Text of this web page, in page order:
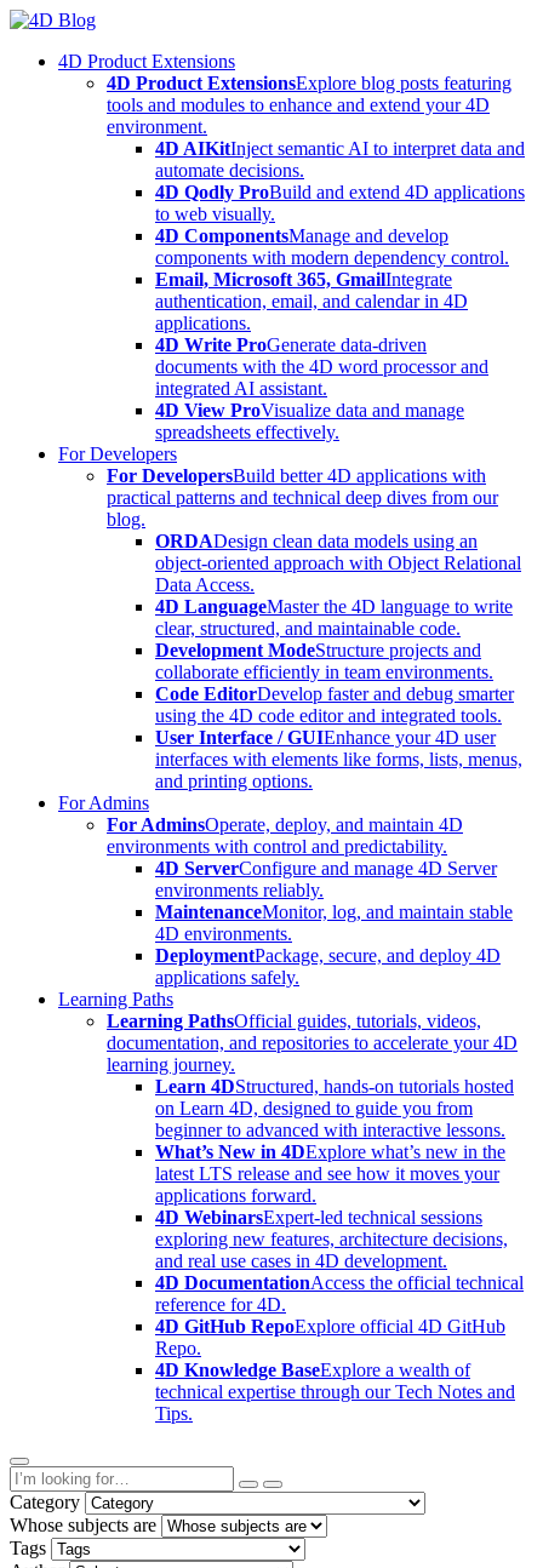
Skip
content4D Product Extensions
4D Product ExtensionsExplore blog posts featuring
tools and modules to enhance and extend your 4D
environment.
4D AIKitInject semantic AI to interpret data and
automate decisions.
4D Qodly ProBuild and extend 4D applications
to web visually.
4D ComponentsManage and develop
components with modern dependency control.
Email, Microsoft 365, GmailIntegrate
authentication, email, and calendar in 4D
applications.
4D Write ProGenerate data-driven
documents with the 4D word processor and
integrated AI assistant.
4D View ProVisualize data and manage
spreadsheets effectively.
For Developers
For DevelopersBuild better 4D applications with
practical patterns and technical deep dives from our
blog.
ORDADesign clean data models using an
object-oriented approach with Object Relational
Data Access.
4D LanguageMaster the 4D language to write
clear, structured, and maintainable code.
Development ModeStructure projects and
collaborate efficiently in team environments.
Code EditorDevelop faster and debug smarter
using the 4D code editor and integrated tools.
User Interface / GUIEnhance your 4D user
interfaces with elements like forms, lists, menus,
and printing options.
For Admins
For AdminsOperate, deploy, and maintain 4D
environments with control and predictability.
4D ServerConfigure and manage 4D Server
environments reliably.
MaintenanceMonitor, log, and maintain stable
4D environments.
DeploymentPackage, secure, and deploy 4D
applications safely.
Learning Paths
Learning PathsOfficial guides, tutorials, videos,
documentation, and repositories to accelerate your 4D
learning journey.
Learn 4DStructured, hands-on tutorials hosted
on Learn 4D, designed to guide you from
beginner to advanced with interactive lessons.
What’s New in 4DExplore what’s new in the
latest LTS release and see how it moves your
applications forward.
4D WebinarsExpert-led technical sessions
exploring new features, architecture decisions,
and real use cases in 4D development.
4D DocumentationAccess the official technical
reference for 4D.
4D GitHub RepoExplore official 4D GitHub
Repo.
4D Knowledge BaseExplore a wealth of
technical expertise through our Tech Notes and
Tips.
Category
Whose subjects are
Tags